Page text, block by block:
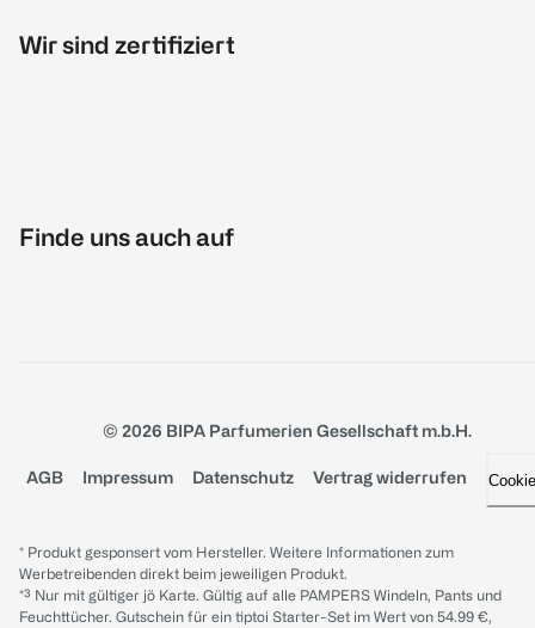
Wir sind zertifiziert
Finde uns auch auf
© 2026 BIPA Parfumerien Gesellschaft m.b.H.
AGB Impressum Datenschutz Vertrag widerrufen
* Produkt gesponsert vom Hersteller. Weitere Informationen zum
Werbetreibenden direkt beim jeweiligen Produkt.
*³ Nur mit gültiger jö Karte. Gültig auf alle PAMPERS Windeln, Pants und
Feuchttücher. Gutschein für ein tiptoi Starter-Set im Wert von 54.99 €,